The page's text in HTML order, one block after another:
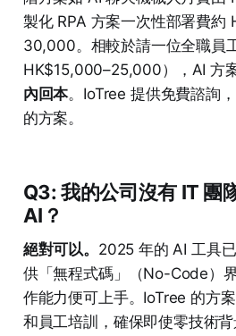
製化 RPA 方案一次性部署費約
30,000。相較於請一位全職員
HK$15,000–25,000），AI 方
內回本。IoTree 提供免費諮詢
的方案。
Q3: 我的公司沒有 IT 團
AI？
絕對可以。 2025 年的 AI 工具
供「無程式碼」（No-Code）
作能力便可上手。IoTree 的方
和員工培訓，確保即使零技術